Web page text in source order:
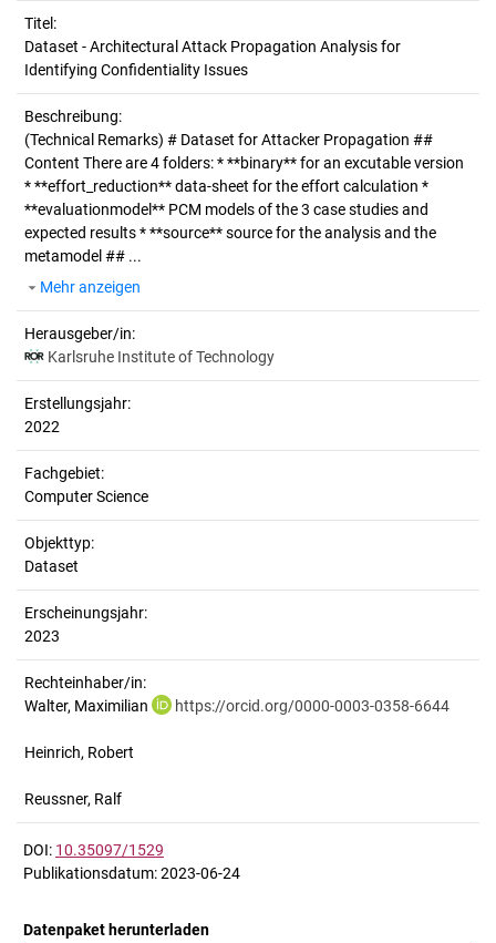
Titel:
Dataset - Architectural Attack Propagation Analysis for
Identifying Confidentiality Issues
Beschreibung:
(Technical Remarks) # Dataset for Attacker Propagation ##
Content There are 4 folders: * **binary** for an excutable version
* **effort_reduction** data-sheet for the effort calculation *
**evaluationmodel** PCM models of the 3 case studies and
expected results * **source** source for the analysis and the
metamodel ## ...
Mehr anzeigen
Herausgeber/in:
Karlsruhe Institute of Technology
Erstellungsjahr:
2022
Fachgebiet:
Computer Science
Objekttyp:
Dataset
Erscheinungsjahr:
2023
Rechteinhaber/in:
Walter, Maximilian
https://orcid.org/0000-0003-0358-6644
Heinrich, Robert
Reussner, Ralf
DOI: 10.35097/1529
Publikationsdatum: 2023-06-24
Datenpaket herunterladen